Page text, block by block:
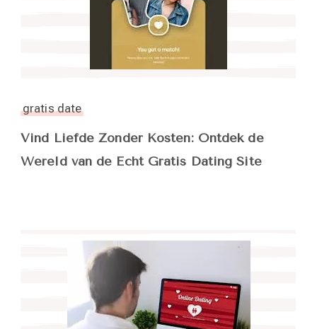
gratis date
Vind Liefde Zonder Kosten: Ontdek de
Wereld van de Echt Gratis Dating Site